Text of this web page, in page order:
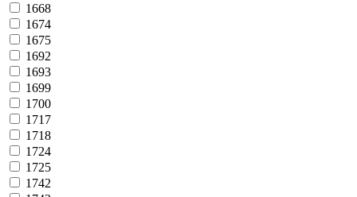
1668
1674
1675
1692
1693
1699
1700
1717
1718
1724
1725
1742